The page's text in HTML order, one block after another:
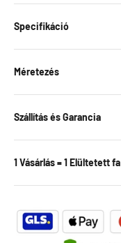
Specifikáció
Méretezés
Szállítás és Garancia
1 Vásárlás = 1 Elültetett fa